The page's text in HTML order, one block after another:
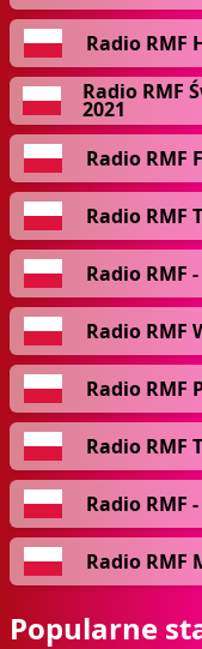
Radio RMF
Radio RMF
2021
Radio RMF
Radio RMF
Radio RMF
Radio RMF
Radio RMF
Radio RMF
Radio RMF
Radio RMF
Popularne